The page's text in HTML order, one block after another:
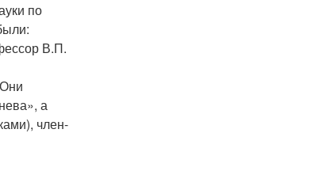
по
В.П.
а
член-